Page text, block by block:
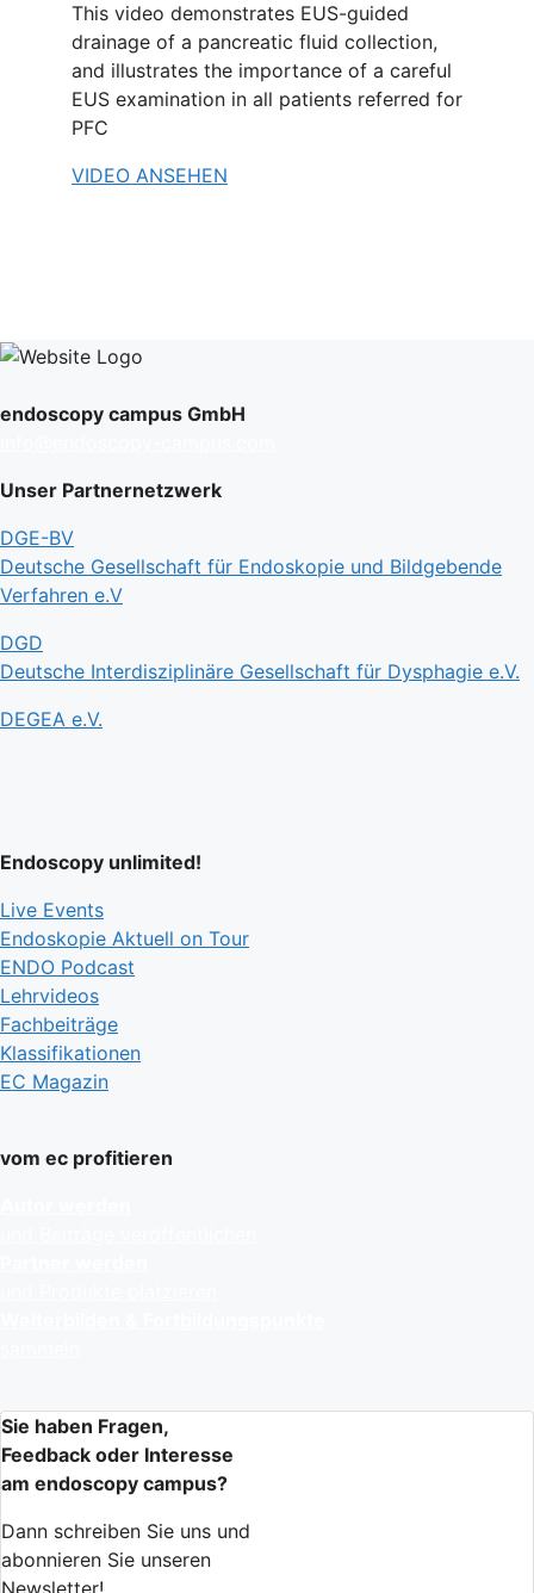
This video demonstrates EUS-guided
drainage of a pancreatic fluid collection,
and illustrates the importance of a careful
EUS examination in all patients referred for
PFC
VIDEO ANSEHEN
endoscopy campus GmbH
Unser Partnernetzwerk
DGE-BV
Deutsche Gesellschaft für Endoskopie und Bildgebende
Verfahren e.V
DGD
Deutsche Interdisziplinäre Gesellschaft für Dysphagie e.V.
DEGEA e.V.
Endoscopy unlimited!
Live Events
Endoskopie Aktuell on Tour
ENDO Podcast
Lehrvideos
Fachbeiträge
Klassifikationen
EC Magazin
vom ec profitieren
Sie haben Fragen,
Feedback oder Interesse
am endoscopy campus?
Dann schreiben Sie uns und
abonnieren Sie unseren
Newsletter!